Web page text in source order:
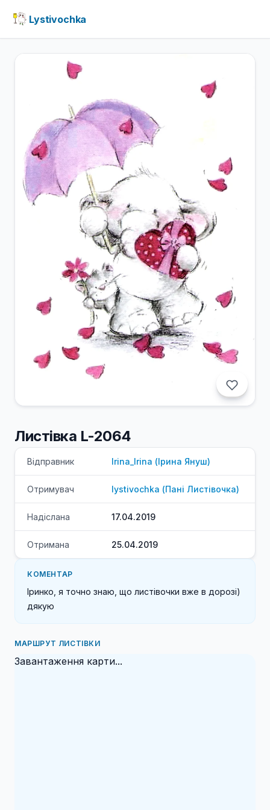
Lystivochka
Листівка L-2064
Відправник Irina_Irina (Ірина Януш)
Отримувач lystivochka (Пані Листівочка)
Надіслана 17.04.2019
Отримана 25.04.2019
КОМЕНТАР
Іринко, я точно знаю, що листівочки вже в дорозі)
дякую
МАРШРУТ ЛИСТІВКИ
Завантаження карти...